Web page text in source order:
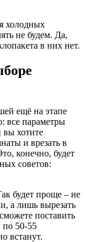
холодных
не будем. Да,
в них нет.
ещё на этапе
все параметры
хотите
и врезать в
конечно, будет
советов:
будет проще – не
а лишь вырезать
поставить
по 50-55
встанут.